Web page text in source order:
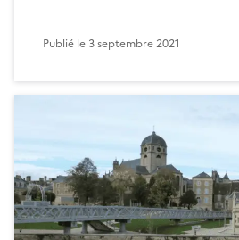
Publié le3 septembre 2021